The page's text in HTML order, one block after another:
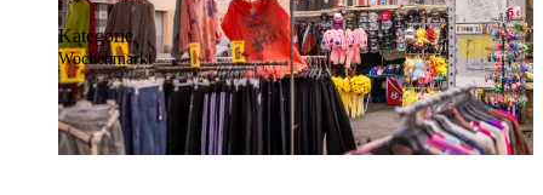
Kategorie
Wochenmarkt